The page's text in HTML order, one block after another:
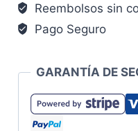
Reembolsos sin
Pago Seguro
GARANTÍA DE